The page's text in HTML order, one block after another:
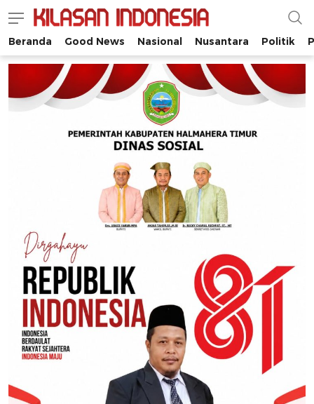
Kilasan Indonesia
Satu-satunya di Indonesia
Beranda Good News Nasional Nusantara Politik